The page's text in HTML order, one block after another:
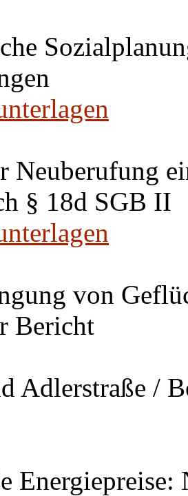
Neuberufung
§ 18d SGB II
von
Bericht
Adlerstraße /